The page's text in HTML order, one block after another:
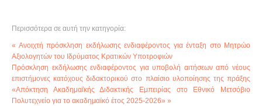
Περισσότερα σε αυτή την κατηγορία:
« Ανοιχτή πρόσκληση εκδήλωσης ενδιαφέροντος για ένταξη στο Μητρώο
Αξιολογητών του Ιδρύματος Κρατικών Υποτροφιών
Πρόσκληση εκδήλωσης ενδιαφέροντος για υποβολή αιτήσεων από νέους
επιστήμονες κατόχους διδακτορικού στο πλαίσιο υλοποίησης της πράξης
«Απόκτηση Ακαδημαϊκής Διδακτικής Εμπειρίας στο Εθνικό Μετσόβιο
Πολυτεχνείο για το ακαδημαϊκό έτος 2025-2026» »